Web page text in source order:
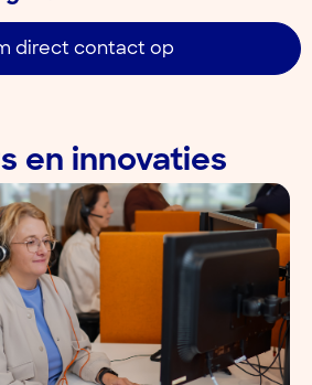
direct contact op
en innovaties